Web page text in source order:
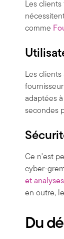
Les
comme
Les
adaptées
secondes
Ce n'est
cyber-
et analyses
en outre,
Du